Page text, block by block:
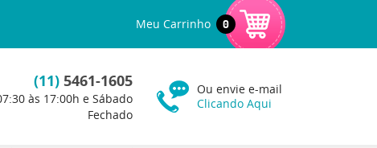
Meu Carrinho 0
(11) 5461-1605
às 17:00h e Sábado
Fechado
Ou envie e-mail
Clicando Aqui